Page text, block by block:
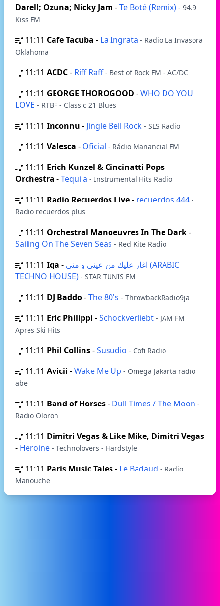
Darell; Ozuna; Nicky Jam -Te Boté (Remix) - 94.9
Kiss FM
11:11 Cafe Tacuba - La Ingrata - Radio La Invasora
Oklahoma
11:11 ACDC- Riff Raff- Best of Rock FM - AC/DC
11:11 GEORGE THOROGOOD -WHO DO YOU
LOVE - RTBF - Classic 21 Blues
11:11 Inconnu - Jingle Bell Rock - SLS Radio
11:11 Valesca - Oficial - Rádio Manancial FM
11:11 Erich Kunzel & Cincinatti Pops
Orchestra -Tequila - Instrumental Hits Radio
11:11 Radio Recuerdos Live- recuerdos 444 -
Radio recuerdos plus
11:11 Orchestral Manoeuvres In The Dark-
Sailing On The Seven Seas - Red Kite Radio
11:11 Iqa - اغار عليك من عيني و مني (ARABIC
TECHNO HOUSE) - STAR TUNIS FM
11:11 DJ Baddo-The 80's - ThrowbackRadio9ja
11:11 Eric Philippi -Schockverliebt - JAM FM
Apres Ski Hits
11:11 Phil Collins-Susudio - Cofi Radio
11:11 Avicii -Wake Me Up - Omega Jakarta radio
abe
11:11 Band of Horses- Dull Times / The Moon -
Radio Oloron
11:11 Dimitri Vegas & Like Mike, Dimitri Vegas
- Heroine - Technolovers - Hardstyle
11:11 Paris Music Tales- Le Badaud - Radio
Manouche